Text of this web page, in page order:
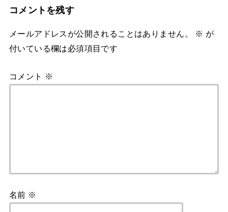
コメントを残す
メールアドレスが公開されることはありません。 ※ が
付いている欄は必須項目です
コメント ※
名前 ※